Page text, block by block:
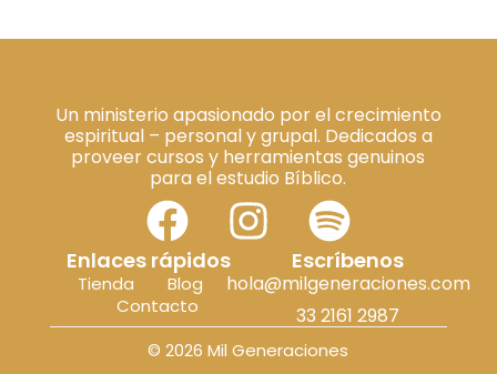
Un ministerio apasionado por el crecimiento
espiritual – personal y grupal. Dedicados a
proveer cursos y herramientas genuinos
para el estudio Bíblico.
Enlaces rápidos
Tienda
Blog
Contacto
Escríbenos
hola@milgeneraciones.com
33 2161 2987
© 2026 Mil Generaciones